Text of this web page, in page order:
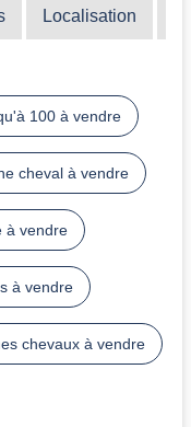
Localisation
100 à vendre
cheval à vendre
à vendre
à vendre
chevaux à vendre